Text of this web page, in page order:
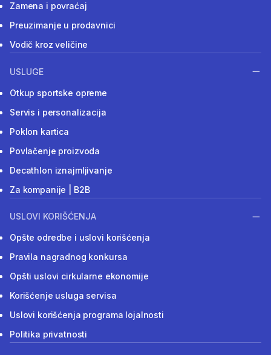
Zamena i povraćaj
Preuzimanje u prodavnici
Vodič kroz veličine
USLUGE
Otkup sportske opreme
Servis i personalizacija
Poklon kartica
Povlačenje proizvoda
Decathlon iznajmljivanje
Za kompanije | B2B
USLOVI KORIŠĆENJA
Opšte odredbe i uslovi korišćenja
Pravila nagradnog konkursa
Opšti uslovi cirkularne ekonomije
Korišćenje usluga servisa
Uslovi korišćenja programa lojalnosti
Politika privatnosti